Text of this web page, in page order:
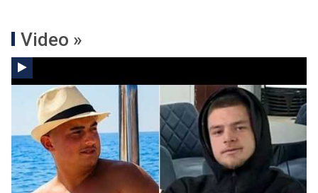
Video »